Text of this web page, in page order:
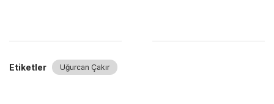
Etiketler Uğurcan Çakır